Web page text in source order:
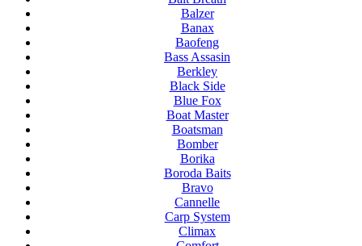
Balzer
Banax
Baofeng
Bass Assasin
Berkley
Black Side
Blue Fox
Boat Master
Boatsman
Bomber
Borika
Boroda Baits
Bravo
Cannelle
Carp System
Climax